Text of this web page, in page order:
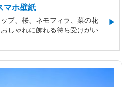
マホ壁紙
プ、桜、ネモフィラ、菜の花
しゃれに飾れる待ち受けがい